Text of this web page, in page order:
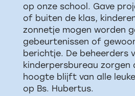
op onze school. Gave
of buiten de klas,
zonnetje mogen worden
gebeurtenissen of
berichtje. De beheerders
kinderpersbureau zorgen
hoogte blijft van alle
op Bs. Hubertus.